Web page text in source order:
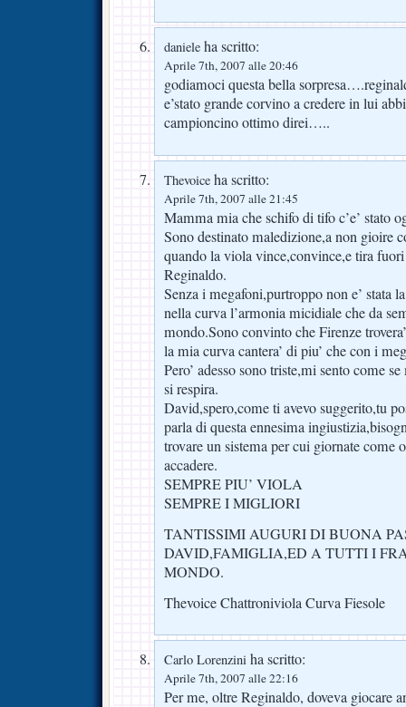
daniele ha scritto:
Aprile 7th, 2007 alle 20:46
godiamoci questa bella
e’stato grande corvino a credere in lui
campioncino ottimo direi…..
Thevoice ha scritto:
Aprile 7th, 2007 alle 21:45
Mamma mia che schifo di tifo c’e’ stato
Sono destinato maledizione,a non gioire
quando la viola vince,convince,e tira
Reginaldo.
Senza i megafoni,purtroppo non e’ stata
nella curva l’armonia micidiale che da
mondo.Sono convinto che Firenze
la mia curva cantera’ di piu’ che con i
Pero’ adesso sono triste,mi sento come
si respira.
David,spero,come ti avevo suggerito,tu
parla di questa ennesima
trovare un sistema per cui giornate come
accadere.
SEMPRE PIU’ VIOLA
SEMPRE I MIGLIORI
TANTISSIMI AUGURI DI BUONA
DAVID,FAMIGLIA,ED A TUTTI I
MONDO.
Thevoice Chattroniviola Curva Fiesole
Carlo Lorenzini ha scritto:
Aprile 7th, 2007 alle 22:16
Per me, oltre Reginaldo, doveva giocare